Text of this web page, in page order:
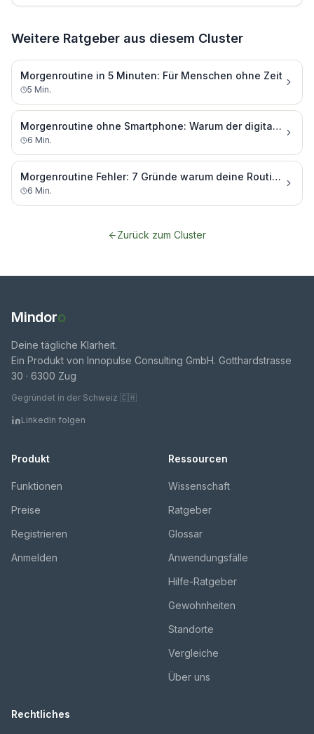
Weitere Ratgeber aus diesem Cluster
Morgenroutine in 5 Minuten: Für Menschen ohne Zeit
5 Min.
Morgenroutine ohne Smartphone: Warum der digitale Detox morgens alles ändert
6 Min.
Morgenroutine Fehler: 7 Gründe warum deine Routine immer wieder scheitert
6 Min.
Zurück zum Cluster
Mindoro
Deine tägliche Klarheit.
Ein Produkt von Innopulse Consulting GmbH. Gotthardstrasse
30 · 6300 Zug
Gegründet in der Schweiz 🇨🇭
LinkedIn folgen
Produkt
Funktionen
Preise
Registrieren
Anmelden
Ressourcen
Wissenschaft
Ratgeber
Glossar
Anwendungsfälle
Hilfe-Ratgeber
Gewohnheiten
Standorte
Vergleiche
Über uns
Rechtliches